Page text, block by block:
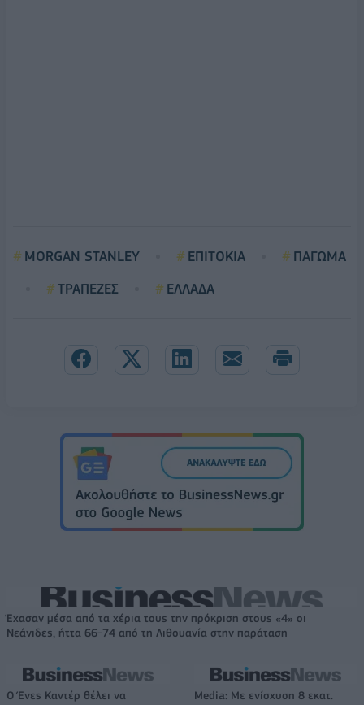
MORGAN STANLEY ΕΠΙΤΟΚΙΑ
ΠΑΓΩΜΑ
ΤΡΑΠΕΖΕΣ
ΕΛΛΑΔΑ
Έχασαν μέσα από τα χέρια τους την πρόκριση στους «4» οι
Νεάνιδες, ήττα 66-74 από τη Λιθουανία στην παράταση
Ο Ένες Καντέρ θέλει να
Media: Με ενίσχυση 8 εκατ.